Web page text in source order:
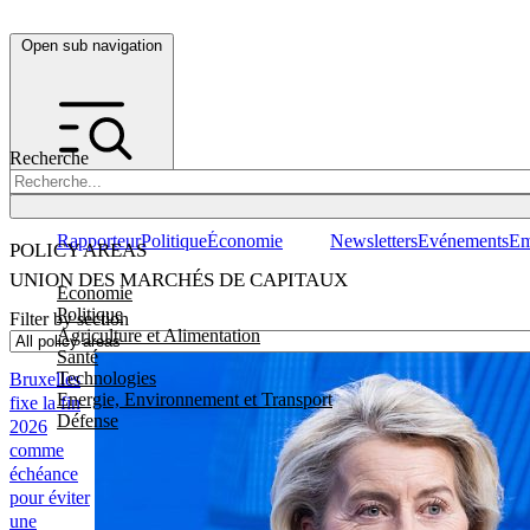
Open sub navigation
Recherche
POLICY AREAS
Economie
Politique
Agriculture et Alimentation
Santé
Technologies
Energie, Environnement et Transport
Défense
RapporteurPolitiqueÉconomie NewslettersEvénements
UNION DES MARCHÉS DE CAPITAUX
Filter by section
Bruxelles
fixe la fin
2026
comme
échéance
pour éviter
une